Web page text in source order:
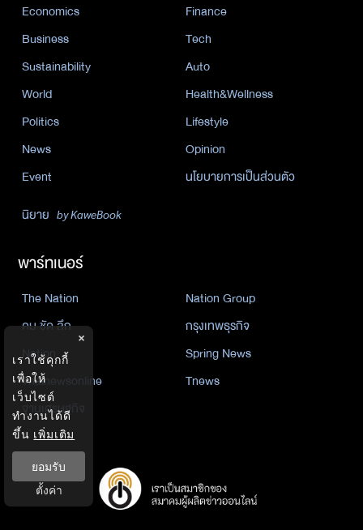
Economics
Finance
Business
Tech
Sustainability
Auto
World
Health&Wellness
Politics
Lifestyle
News
Opinion
Event
นโยบายการเป็นส่วนตัว
นิยาย by KaweBook
พาร์ทเนอร์
The Nation
Nation Group
คม ชัด ลึก
กรุงเทพธุรกิจ
Nation
Spring News
Thainewsonline
Tnews
ฐานเศรษฐกิจ
×
เราใช้คุกกี้
เพื่อให้
เว็บไซต์
ทำงานได้ดี
ขึ้น เพิ่มเติม
ยอมรับ
ตั้งค่า